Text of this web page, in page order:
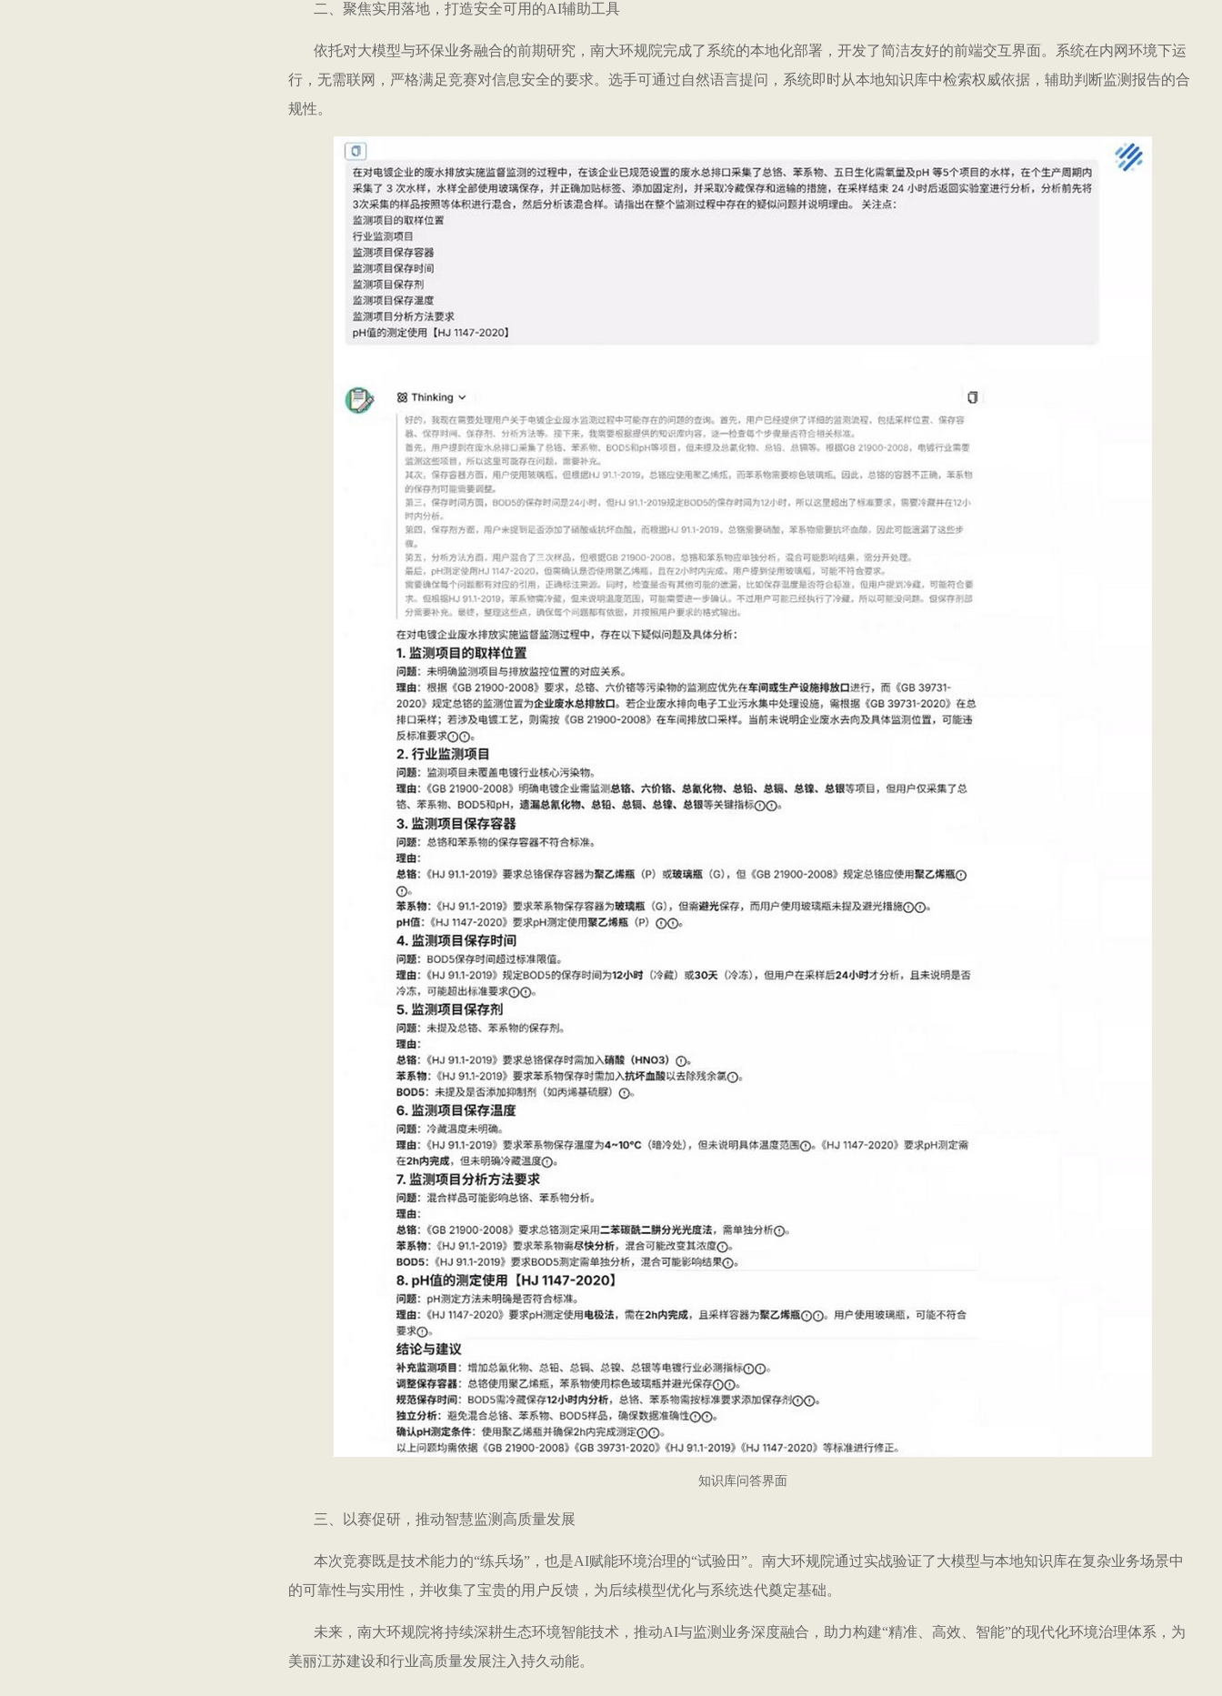
二、聚焦实用落地，打造安全可用的AI辅助工具
依托对大模型与环保业务融合的前期研究，南大环规院完成了系统的本地化部署，开发了简洁友好的前端交互界面。系统在内网环境下运
行，无需联网，严格满足竞赛对信息安全的要求。选手可通过自然语言提问，系统即时从本地知识库中检索权威依据，辅助判断监测报告的合
规性。
知识库问答界面
三、以赛促研，推动智慧监测高质量发展
本次竞赛既是技术能力的“练兵场”，也是AI赋能环境治理的“试验田”。南大环规院通过实战验证了大模型与本地知识库在复杂业务场景中
的可靠性与实用性，并收集了宝贵的用户反馈，为后续模型优化与系统迭代奠定基础。
未来，南大环规院将持续深耕生态环境智能技术，推动AI与监测业务深度融合，助力构建“精准、高效、智能”的现代化环境治理体系，为
美丽江苏建设和行业高质量发展注入持久动能。